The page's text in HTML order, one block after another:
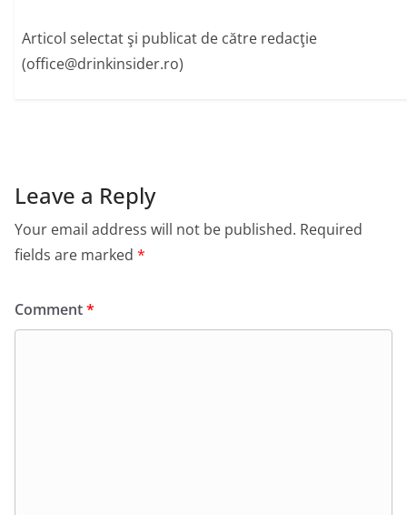
Articol selectat şi publicat de către redacţie
(office@drinkinsider.ro)
Leave a Reply
Your email address will not be published. Required
fields are marked *
Comment*